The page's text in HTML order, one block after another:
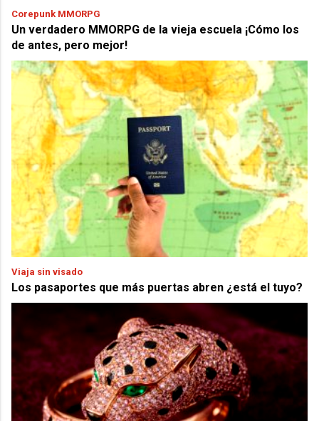
Corepunk MMORPG
Un verdadero MMORPG de la vieja escuela ¡Cómo los
de antes, pero mejor!
Viaja sin visado
Los pasaportes que más puertas abren ¿está el tuyo?